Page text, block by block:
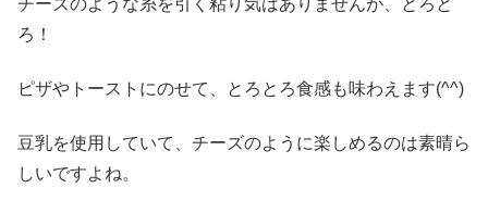
ろ！
ピザやトーストにのせて、とろとろ食感も味わえます(^^)
豆乳を使用していて、チーズのように楽しめるのは素晴ら
しいですよね。